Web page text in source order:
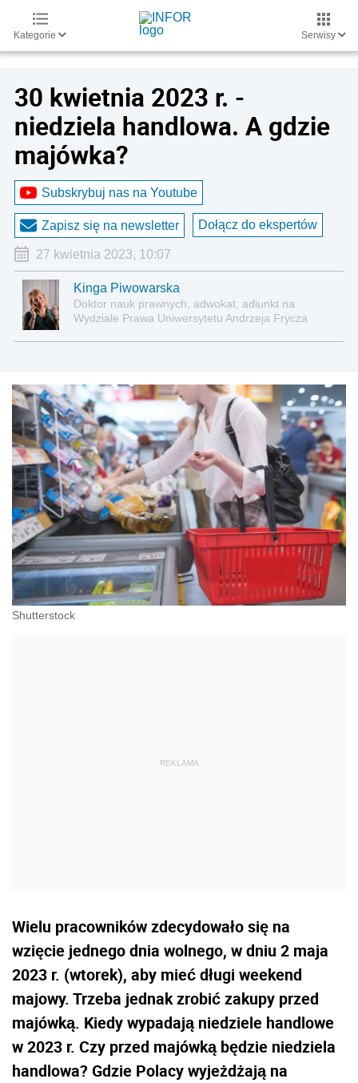
Kategorie Serwisy
30 kwietnia 2023 r. -
niedziela handlowa. A gdzie
majówka?
Subskrybuj nas na Youtube
Zapisz się na newsletter Dołącz do ekspertów
27 kwietnia 2023, 10:07
Kinga Piwowarska
Doktor nauk prawnych, adwokat, adiunkt na
Wydziale Prawa Uniwersytetu Andrzeja Frycza
administracyjnoprawnych aspektach związanych z
pracą i pomocą socjalną.
Shutterstock
Wielu pracowników zdecydowało się na
wzięcie jednego dnia wolnego, w dniu 2 maja
2023 r. (wtorek), aby mieć długi weekend
majowy. Trzeba jednak zrobić zakupy przed
majówką. Kiedy wypadają niedziele handlowe
w 2023 r. Czy przed majówką będzie niedziela
handlowa? Gdzie Polacy wyjeżdżają na